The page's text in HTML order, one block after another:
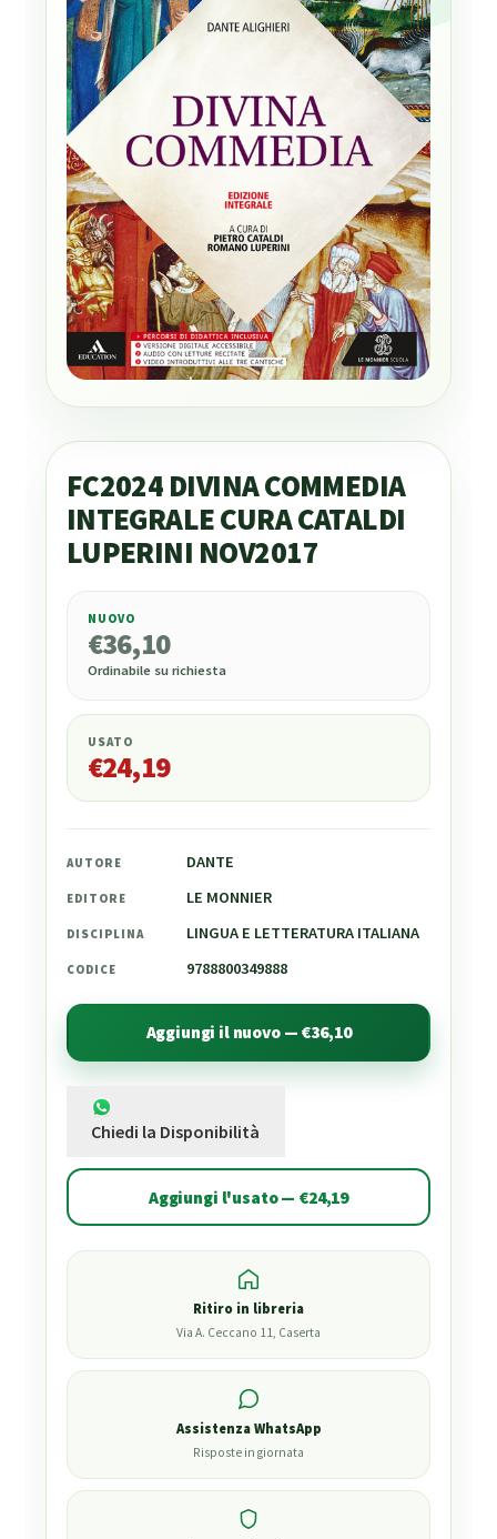
FC2024 DIVINA COMMEDIA
INTEGRALE CURA CATALDI
LUPERINI NOV2017
36,10
NUOVO
€36,10
Ordinabile su richiesta
USATO
€24,19
AUTORE DANTE
EDITORE LE MONNIER
DISCIPLINA LINGUA E LETTERATURA ITALIANA
CODICE 9788800349888
Aggiungi il nuovo — €36,10
Chiedi la Disponibilità
Aggiungi l'usato — €24,19
Ritiro in libreria
Via A. Ceccano 11, Caserta
Assistenza WhatsApp
Risposte in giornata